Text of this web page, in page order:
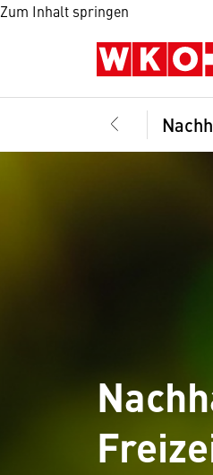
Zum Inhalt springen